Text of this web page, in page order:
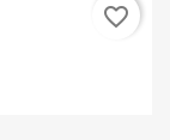
favorite_border